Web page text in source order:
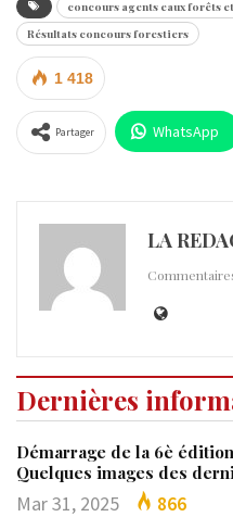
concours agents eaux forêts
Résultats concours forestiers
1 418
Partager WhatsApp
LA
Dernières
Démarrage de la 6è
Quelques images des
Mar 31, 2025 866